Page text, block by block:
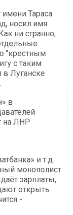
Тараса
носил имя
ни странно,
"крестным
с таким
в Луганске
в
на ЛНР
и т.д.
монополист
зарплаты,
открыть
-